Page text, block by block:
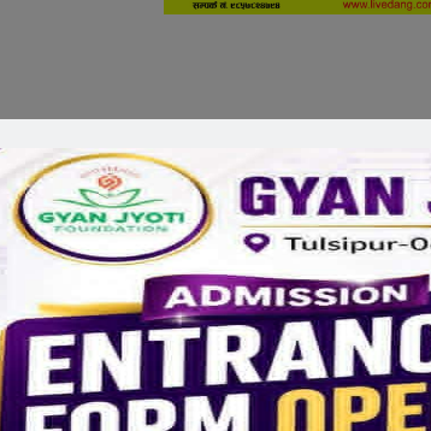
हरीबंश आचार्यले सिकाई मेलाले सिप प्रदान
विद्यार्थीमा नँया ज्ञान तथा सीपको विकास
थानेश्वर आचार्यको स्वागत
पुर्व नगर प्रमुख घनश्याम पाण्डे,उप प्रमुख
रावत, १३ नम्बर वडा सदस्य बिमला शर्मा
सांस्कृतिक कार्यक्रम सगैं मोडेल आशा
सहयोग गर्ने दाता तथा सहभागी विद्यालयलाई